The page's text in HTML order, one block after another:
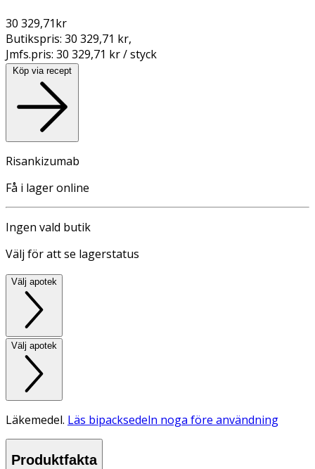
30 329,71kr
Butikspris: 30 329,71 kr,
Jmfs.pris: 30 329,71 kr / styck
Köp via recept
Risankizumab
Få i lager online
Ingen vald butik
Välj för att se lagerstatus
Välj apotek
Välj apotek
Läkemedel. Läs bipacksedeln noga före användning
Produktfakta